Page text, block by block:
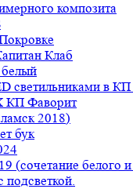
композита
Клаб
светильниками в
КП Фаворит
2018)
бук
белого и